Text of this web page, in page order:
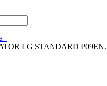
LG STANDARD